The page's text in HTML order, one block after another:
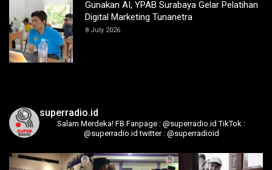
Gunakan AI, YPAB Surabaya Gelar Pelatihan
Digital Marketing Tunanetra
8 July 2026
superradio.id
Salam Merdeka! FB Fanpage : @superradio.id TikTok :
@superradio.id twitter : @superradioid